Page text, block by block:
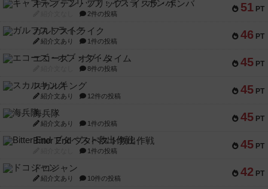
51 PT
キャプテン・フリップ：イスラ・ボンバ
2件の投稿
46 PT
ガルフストライク
紹介文あり 1件の投稿
45 PT
エコーズ・オブ・タイム
8件の投稿
45 PT
スカルキング
紹介文あり 12件の投稿
45 PT
海兵隊
紹介文あり 1件の投稿
45 PT
Bitter End ブタペスト救出作戦
1件の投稿
42 PT
ドコジャン
紹介文あり 10件の投稿